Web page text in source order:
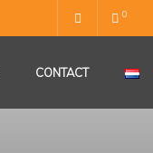
0
CONTACT